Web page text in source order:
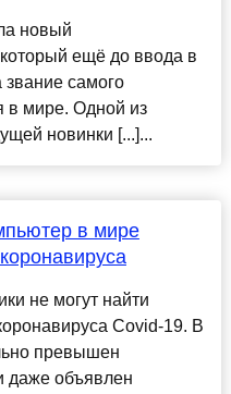
новый
ещё до ввода в
звание самого
в мире. Одной из
новинки [...]...
в мире
не могут найти
Covid-19. В
превышен
даже объявлен